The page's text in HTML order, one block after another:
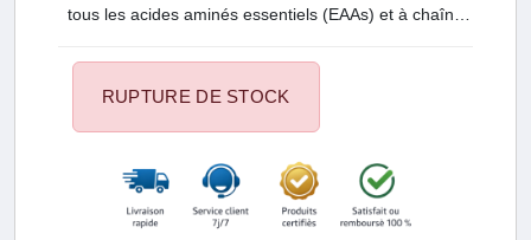
tous les acides aminés essentiels (EAAs) et à chaîne
croissance musculaire et une force extrêmes. Cette
composition avancée inclut également des mélanges
anaboliques encore plus puissants que les formules
d'acides aminés classiques.
RUPTURE DE STOCK